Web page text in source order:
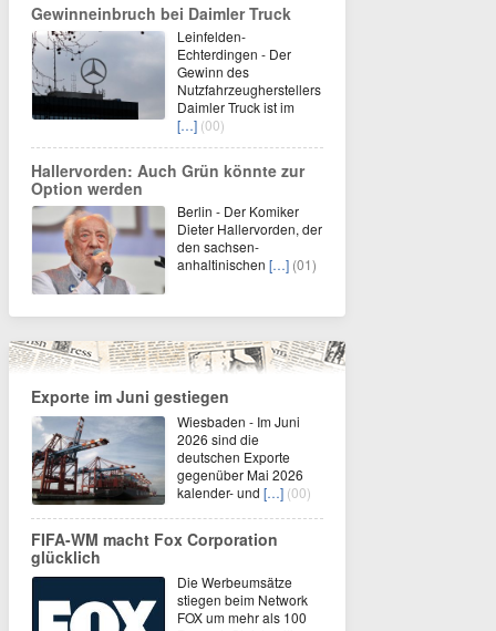
Gewinneinbruch bei Daimler Truck
Leinfelden-
Echterdingen - Der
Gewinn des
Nutzfahrzeugherstellers
Daimler Truck ist im
[…] (00)
Hallervorden: Auch Grün könnte zur
Option werden
Berlin - Der Komiker
Dieter Hallervorden, der
den sachsen-
anhaltinischen […] (01)
Exporte im Juni gestiegen
Wiesbaden - Im Juni
2026 sind die
deutschen Exporte
gegenüber Mai 2026
kalender- und […] (00)
FIFA-WM macht Fox Corporation
glücklich
Die Werbeumsätze
stiegen beim Network
FOX um mehr als 100